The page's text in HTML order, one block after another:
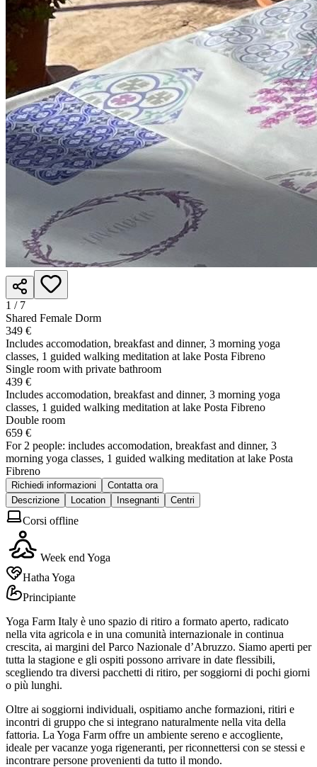
1 / 7
Shared Female Dorm
349 €
Includes accomodation, breakfast and dinner, 3 morning yoga
classes, 1 guided walking meditation at lake Posta Fibreno
Single room with private bathroom
439 €
Includes accomodation, breakfast and dinner, 3 morning yoga
classes, 1 guided walking meditation at lake Posta Fibreno
Double room
659 €
For 2 people: includes accomodation, breakfast and dinner, 3
morning yoga classes, 1 guided walking meditation at lake Posta
Fibreno
Richiedi informazioni
Contatta ora
Descrizione
Location Insegnanti Centri
Corsi offline
Week end Yoga
Hatha Yoga
Principiante
Yoga Farm Italy è uno spazio di ritiro a formato aperto, radicato
nella vita agricola e in una comunità internazionale in continua
crescita, ai margini del Parco Nazionale d’Abruzzo. Siamo aperti per
tutta la stagione e gli ospiti possono arrivare in date flessibili,
scegliendo tra diversi pacchetti di ritiro, per soggiorni di pochi giorni
o più lunghi.
Oltre ai soggiorni individuali, ospitiamo anche formazioni, ritiri e
incontri di gruppo che si integrano naturalmente nella vita della
fattoria. La Yoga Farm offre un ambiente sereno e accogliente,
ideale per vacanze yoga rigeneranti, per riconnettersi con se stessi e
incontrare persone provenienti da tutto il mondo.